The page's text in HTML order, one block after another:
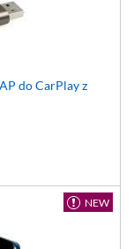
do CarPlay z
NEW